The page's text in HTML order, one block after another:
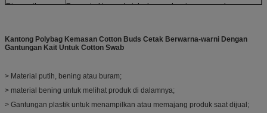
Disesuaikan
Gaya, struktur, material, ukuran, desain, pengepakan yang
Kantong Polybag Kemasan Cotton Buds Cetak Berwarna-warni Dengan
Gantungan Kait Untuk Cotton Swab
> Material putih, bening atau buram;
> material bening untuk melihat produk di dalamnya;
> Gantungan plastik untuk menampilkan atau memajang produk saat dijual;